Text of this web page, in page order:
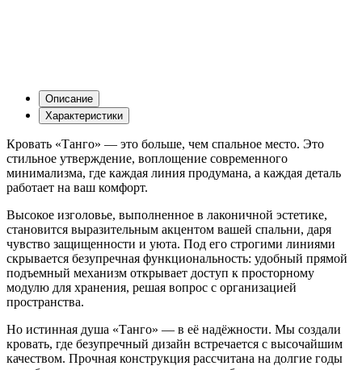
Описание
Характеристики
Кровать «Танго» — это больше, чем спальное место. Это
стильное утверждение, воплощение современного
минимализма, где каждая линия продумана, а каждая деталь
работает на ваш комфорт.
Высокое изголовье, выполненное в лаконичной эстетике,
становится выразительным акцентом вашей спальни, даря
чувство защищенности и уюта. Под его строгими линиями
скрывается безупречная функциональность: удобный прямой
подъемный механизм открывает доступ к просторному
модулю для хранения, решая вопрос с организацией
пространства.
Но истинная душа «Танго» — в её надёжности. Мы создали
кровать, где безупречный дизайн встречается с высочайшим
качеством. Прочная конструкция рассчитана на долгие годы